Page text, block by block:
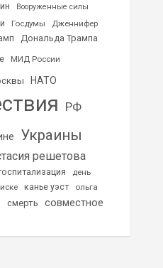
Вооруженные силы
Госдумы
Дженнифер
Дональда Трампа
МИД России
НАТО
РФ
Украины
решетова
день
канье уэст
ольга
смерть
совместное